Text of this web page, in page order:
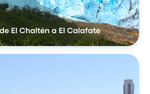
El Chaltén a El Calafate